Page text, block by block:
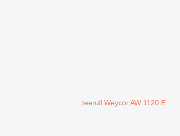
teerull Weycor AW 1120 E